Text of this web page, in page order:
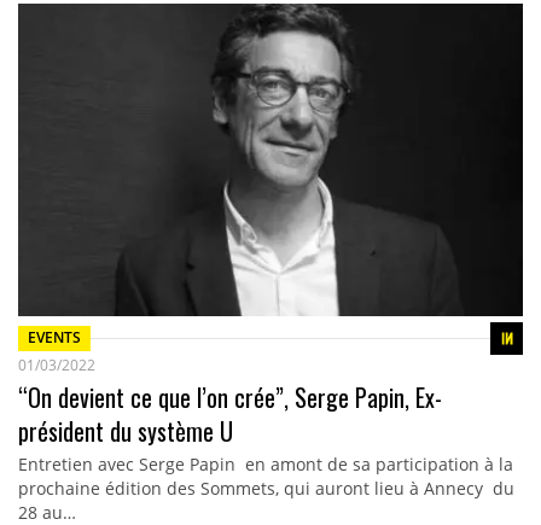
EVENTS
01/03/2022
“On devient ce que l’on crée”, Serge Papin, Ex-
président du système U
Entretien avec Serge Papin en amont de sa participation à la
prochaine édition des Sommets, qui auront lieu à Annecy du
28 au…